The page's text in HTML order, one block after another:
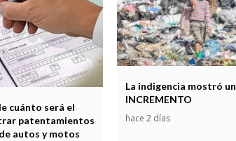
cuánto será el
patentamientos
autos y motos
La indigencia mostró un
INCREMENTO
hace 2 días